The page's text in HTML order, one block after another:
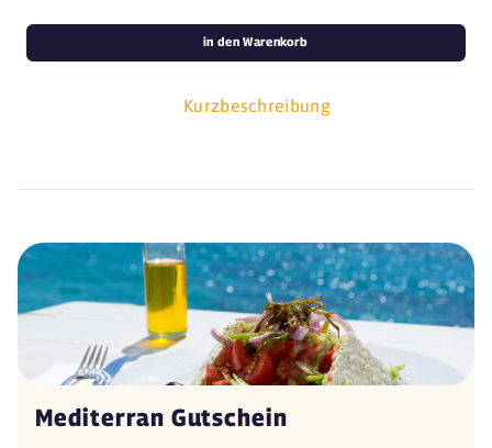
Kurzbeschreibung
in den Warenkorb
Mediterran Gutschein